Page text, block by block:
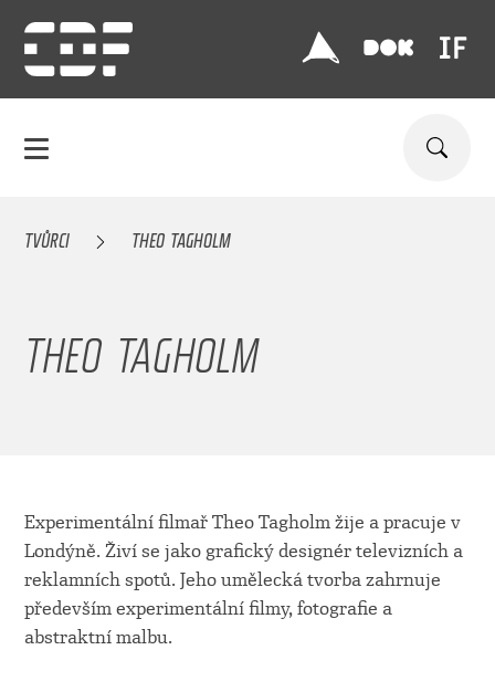
TVŮRCI THEO TAGHOLM
THEO TAGHOLM
Experimentální filmař Theo Tagholm žije a pracuje v
Londýně. Živí se jako grafický designér televizních a
reklamních spotů. Jeho umělecká tvorba zahrnuje
především experimentální filmy, fotografie a
abstraktní malbu.